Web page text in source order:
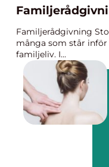
Familjerådgivning
många som står
familjeliv. I...